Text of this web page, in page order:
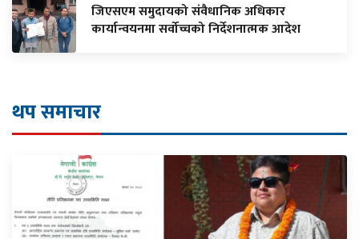
जिएसएम समुदायको संवैधानिक अधिकार
कार्यान्वयनमा सर्वोच्चको निर्देशनात्मक आदेश
थप समाचार